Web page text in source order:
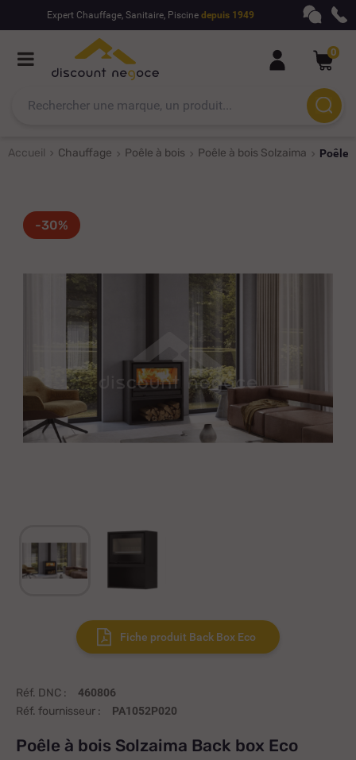
Expert Chauffage, Sanitaire, Piscine depuis 1949
0
Accueil Chauffage Poêle à bois Poêle à bois Solzaima Poêle
-30%
Fiche produit Back Box Eco
Réf. DNC : 460806
Réf. fournisseur : PA1052P020
Poêle à bois Solzaima Back box Eco